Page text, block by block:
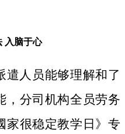
入脑于心
遣人员能够理解和了
，分司机构全员劳务
家很稳定教学日》专